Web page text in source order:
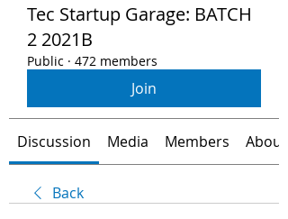
Tec Startup Garage: BATCH
2 2021B
Public · 472 members
Join
Discussion Media Members About
Back